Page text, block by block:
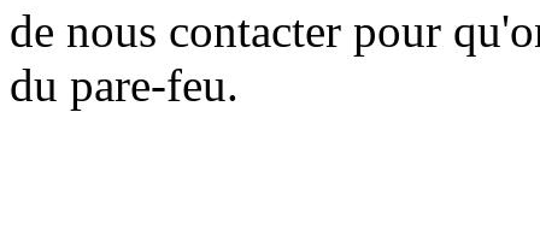
de nous contacter pour
du pare-feu.